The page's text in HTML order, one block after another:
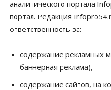
Роспотребнадзор изъял
мяса в Новосибирской
Расходы новосибирцев
за полгода
07 Августа 2026, 14:35
аналитического портала
портал. Редакция
ответственность за:
содержание рекламных
баннерная реклама),
содержание сайтов, на